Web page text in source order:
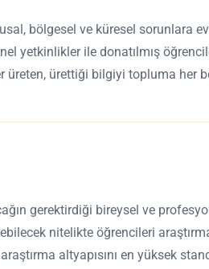
bölgesel ve küresel
yetkinlikler ile donatılmış
üreten, ürettiği bilgiyi topluma
gerektirdiği bireysel ve
nitelikte öğrencileri
altyapısını en yüksek